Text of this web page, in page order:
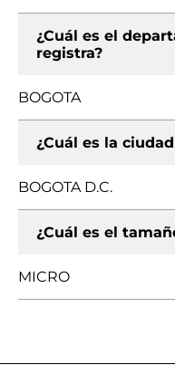
¿Cuál es el
registra?
BOGOTA
¿Cuál es la
BOGOTA D.C.
¿Cuál es el
MICRO